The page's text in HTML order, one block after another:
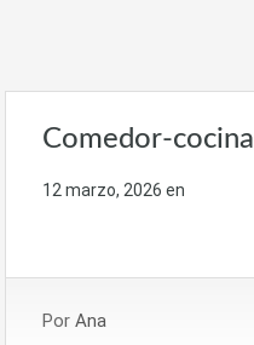
Comedor-cocina
12 marzo, 2026 en
Por Ana